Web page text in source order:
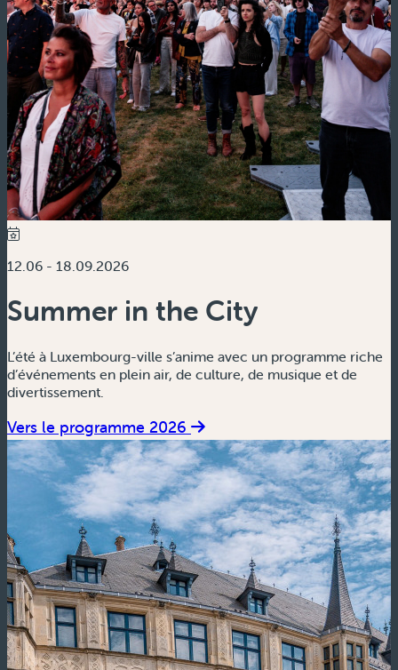
12.06 - 18.09.2026
Summer in the City
L’été à Luxembourg-ville s’anime avec un programme riche
d’événements en plein air, de culture, de musique et de
divertissement.
Vers le programme 2026